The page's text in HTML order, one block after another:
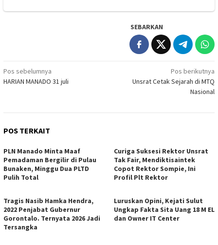
SEBARKAN
Navigasi
pos
Pos sebelumnya
HARIAN MANADO 31 juli
Pos berikutnya
Unsrat Cetak Sejarah di MTQ
Nasional
POS TERKAIT
PLN Manado Minta Maaf
Pemadaman Bergilir di Pulau
Bunaken, Minggu Dua PLTD
Pulih Total
Curiga Suksesi Rektor Unsrat
Tak Fair, Mendiktisaintek
Copot Rektor Sompie, Ini
Profil Plt Rektor
Tragis Nasib Hamka Hendra,
2022 Penjabat Gubernur
Gorontalo. Ternyata 2026 Jadi
Tersangka
Luruskan Opini, Kejati Sulut
Ungkap Fakta Sita Uang 18 M EL
dan Owner IT Center